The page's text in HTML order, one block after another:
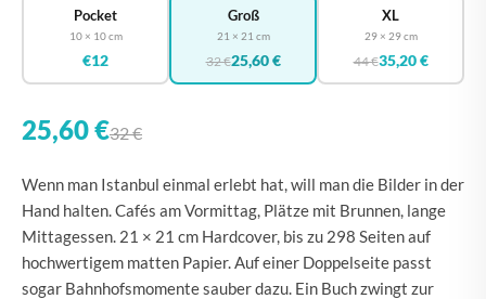
Pocket
10 × 10 cm
€12
Groß
21 × 21 cm
32 €25,60 €
XL
29 × 29 cm
44 €35,20 €
25,60 €32 €
Wenn man Istanbul einmal erlebt hat, will man die Bilder in der
Hand halten. Cafés am Vormittag, Plätze mit Brunnen, lange
Mittagessen. 21 × 21 cm Hardcover, bis zu 298 Seiten auf
hochwertigem matten Papier. Auf einer Doppelseite passt
sogar Bahnhofsmomente sauber dazu. Ein Buch zwingt zur